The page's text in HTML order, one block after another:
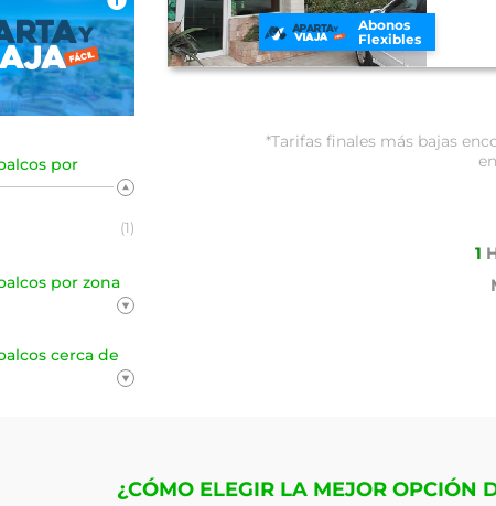
por
(1)
por zona
cerca de
Abonos
Flexibles
*Tarifas finales más bajas
1
¿CÓMO ELEGIR LA MEJOR OPCIÓN